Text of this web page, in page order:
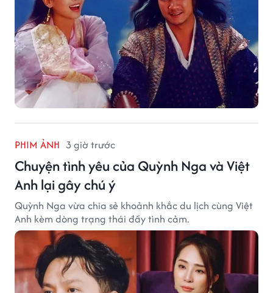
PHIM ẢNH 3 giờ trước
Chuyện tình yêu của Quỳnh Nga và Việt
Anh lại gây chú ý
Quỳnh Nga vừa chia sẻ khoảnh khắc du lịch cùng Việt
Anh kèm dòng trạng thái đầy tình cảm.